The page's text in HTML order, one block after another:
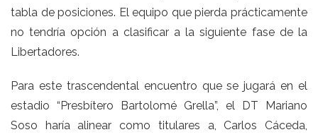
tabla de posiciones. El equipo que pierda prácticamente
no tendría opción a clasificar a la siguiente fase de la
Libertadores.
Para este trascendental encuentro que se jugará en el
estadio “Presbítero Bartolomé Grella”, el DT Mariano
Soso haría alinear como titulares a, Carlos Cáceda,